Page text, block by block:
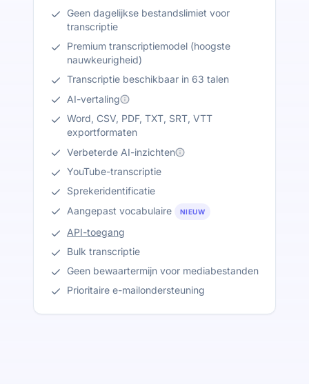
Geen dagelijkse bestandslimiet voor
transcriptie
Premium transcriptiemodel (hoogste
nauwkeurigheid)
Transcriptie beschikbaar in 63 talen
AI-vertaling
Word, CSV, PDF, TXT, SRT, VTT
exportformaten
Verbeterde AI-inzichten
YouTube-transcriptie
Sprekeridentificatie
Aangepast vocabulaire
NIEUW
API-toegang
Bulk transcriptie
Geen bewaartermijn voor mediabestanden
Prioritaire e-mailondersteuning